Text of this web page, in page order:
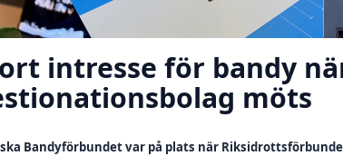
intresse för bandy
möts
Bandyförbundet var på plats när